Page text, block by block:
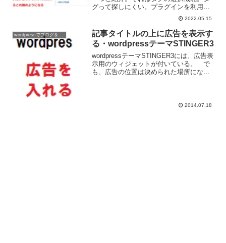
グって探しにくい。プラグインを利用す
ると探しやすくなるんだけど、クイック
編集まで未対応。Cocoonはクイック編集
でも、タグをリスト化して表示してくれ
る。
2022.05.15
記事タイトルの上に広告を表示す
る・wordpressテーマSTINGER3
wordpressテーマSTINGER3には、広告表
示用のウィジェットが付いている。 で
も、広告の位置は決められた場所になっ
2014.07.18